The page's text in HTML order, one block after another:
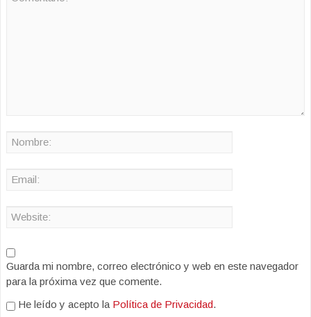
Guarda mi nombre, correo electrónico y web en este navegador
para la próxima vez que comente.
He leído y acepto la Política de Privacidad.